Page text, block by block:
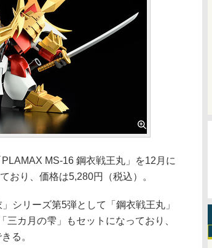
MS-16 鋼衣戦王丸」を12月に
おり、価格は5,280円（税込）。
シリーズ第5弾として「鋼衣戦王丸」
カ月の雫」もセットになっており、
る。